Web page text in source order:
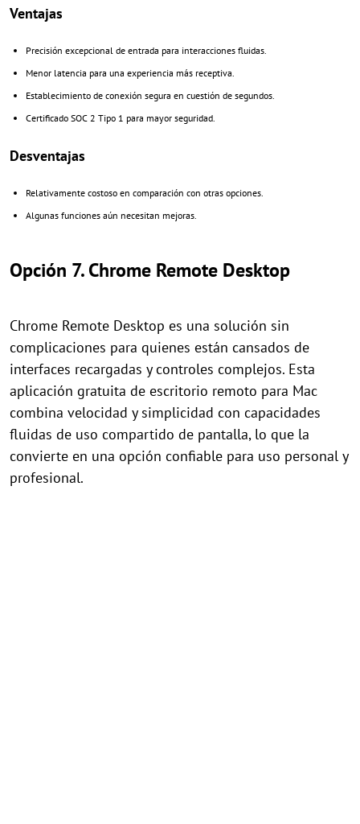
Ventajas
Precisión excepcional de entrada para interacciones fluidas.
Menor latencia para una experiencia más receptiva.
Establecimiento de conexión segura en cuestión de segundos.
Certificado SOC 2 Tipo 1 para mayor seguridad.
Desventajas
Relativamente costoso en comparación con otras opciones.
Algunas funciones aún necesitan mejoras.
Opción 7. Chrome Remote Desktop
Chrome Remote Desktop es una solución sin
complicaciones para quienes están cansados de
interfaces recargadas y controles complejos. Esta
aplicación gratuita de escritorio remoto para Mac
combina velocidad y simplicidad con capacidades
fluidas de uso compartido de pantalla, lo que la
convierte en una opción confiable para uso personal y
profesional.